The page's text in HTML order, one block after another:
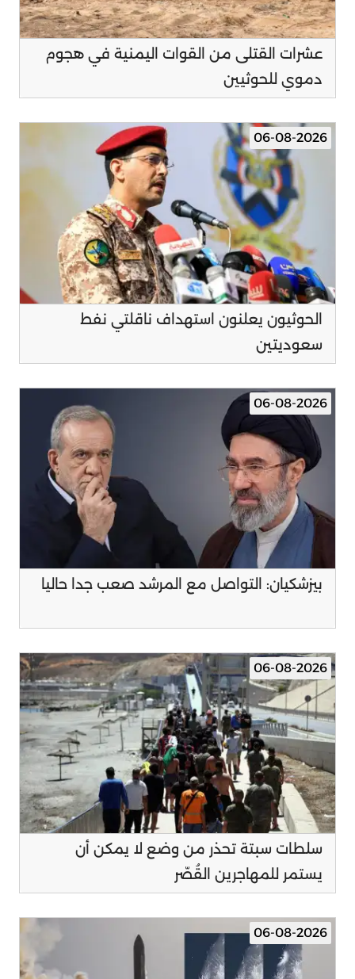
عشرات القتلى من القوات اليمنية في هجوم
دموي للحوثيين
06-08-2026
الحوثيون يعلنون استهداف ناقلتي نفط
سعوديتين
06-08-2026
بيزشكيان: التواصل مع المرشد صعب جدا حاليا
06-08-2026
سلطات سبتة تحذر من وضع لا يمكن أن
يستمر للمهاجرين القُصّر
06-08-2026